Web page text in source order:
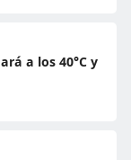
a los 40°C y